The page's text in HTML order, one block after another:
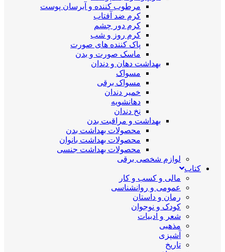
مرطوب کننده و آبرسان پوست
کرم ضد آفتاب
کرم دور چشم
کرم روز و شب
پاک کننده های صورت
ماسک صورت و بدن
بهداشت دهان و دندان
مسواک
مسواک برقی
خمیر دندان
دهانشویه
نخ دندان
بهداشت و مراقبت بدن
محصولات بهداشت بدن
محصولات بهداشت بانوان
محصولات بهداشت جنسی
لوازم شخصی برقی
کتاب
مالی و کسب و کار
عمومی و روانشناسی
رمان و داستان
کودک و نوجوان
شعر و ادبیات
مذهبی
آشپزی
تاریخ